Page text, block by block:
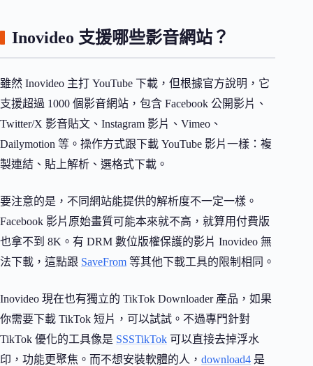
Inovideo 支援哪些影音網站？
雖然 Inovideo 主打 YouTube 下載，但根據官方說明，它
支援超過 1000 個影音網站，包含 Facebook 公開影片、
Twitter/X 影音貼文、Instagram 影片、Vimeo、
Dailymotion 等。操作方式跟下載 YouTube 影片一樣：複
製連結、貼上解析、選格式下載。
要注意的是，不同網站能提供的解析度不一定一樣。
Facebook 影片原始畫質可能本來就不高，就算用付費版
也拿不到 8K。有 DRM 數位版權保護的影片 Inovideo 無
法下載，這點跟 SaveFrom 等其他下載工具的限制相同。
Inovideo 現在也有獨立的 TikTok Downloader 產品，如果
你需要下載 TikTok 短片，可以試試。不過專門針對
TikTok 優化的工具像是 SSSTikTok 可以直接去掉浮水
印，功能更聚焦。而不想安裝軟體的人， download4 是